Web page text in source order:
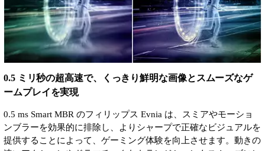
0.5 ミリ秒の超高速で、くっきり鮮明な画像とスムーズなゲ
ームプレイを実現
0.5 ms Smart MBR のフィリップス Evnia は、スミアやモーショ
ンブラーを効果的に排除し、よりシャープで正確なビジュアルを
提供することによって、ゲーミング体験を向上させます。動きの